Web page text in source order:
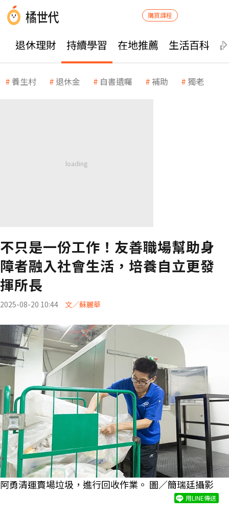
購買課程
退休理財 持續學習 在地推薦 生活百科
養生村 退休金 自書遺囑 補助 獨老
不只是一份工作！友善職場幫助身
障者融入社會生活，培養自立更發
揮所長
2025-08-20 10:44 文／蘇麗華
阿勇清運賣場垃圾，進行回收作業。 圖／簡瑞廷攝影
用LINE傳送